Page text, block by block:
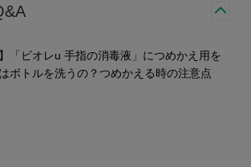
】「ビオレu 手指の消毒液」につめかえ用を
ボトルを洗うの？つめかえる時の注意点